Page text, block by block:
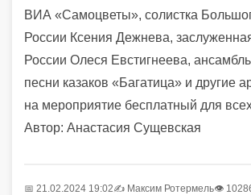
ВИА «Самоцветы», солистка
России Ксения Дежнева,
России Олеся Евстигнеева,
песни казаков «Багатица» и другие
на мероприятие бесплатный для
Автор: Анастасия Сущевская
📅 21.02.2024 19:02✍️ Максим Ротермель👁